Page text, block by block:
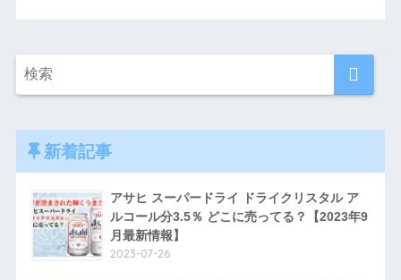
新着記事
アサヒ スーパードライ ドライクリスタル ア
ルコール分3.5％ どこに売ってる？【2023年9
月最新情報】
2023-07-26